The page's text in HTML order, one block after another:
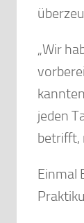
„Wir
jeden
betrifft,
Einmal